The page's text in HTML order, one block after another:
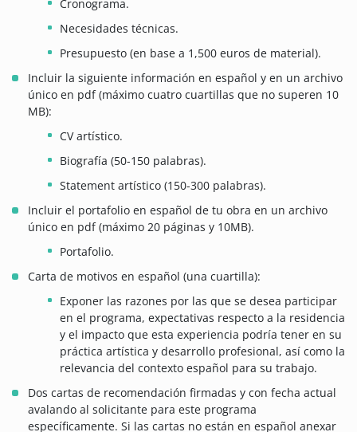
Cronograma.
Necesidades técnicas.
Presupuesto (en base a 1,500 euros de material).
Incluir la siguiente información en español y en un archivo
único en pdf (máximo cuatro cuartillas que no superen 10
MB):
CV artístico.
Biografía (50-150 palabras).
Statement artístico (150-300 palabras).
Incluir el portafolio en español de tu obra en un archivo
único en pdf (máximo 20 páginas y 10MB).
Portafolio.
Carta de motivos en español (una cuartilla):
Exponer las razones por las que se desea participar
en el programa, expectativas respecto a la residencia
y el impacto que esta experiencia podría tener en su
práctica artística y desarrollo profesional, así como la
relevancia del contexto español para su trabajo.
Dos cartas de recomendación firmadas y con fecha actual
avalando al solicitante para este programa
específicamente. Si las cartas no están en español anexar